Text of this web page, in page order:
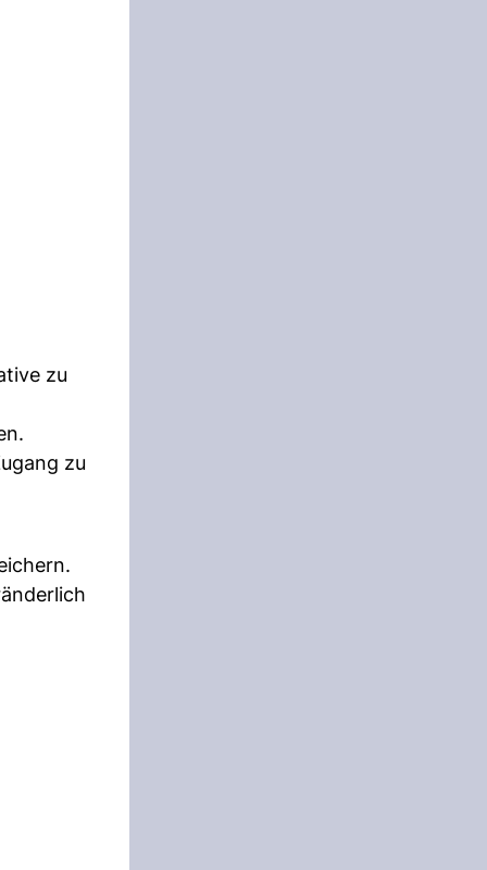
zu
zu